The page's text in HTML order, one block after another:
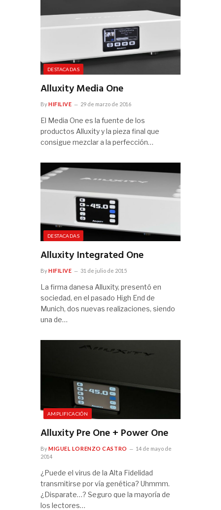
DESTACADAS
Alluxity Media One
ByHIFILIVE 29 de marzo de 2016
El Media One es la fuente de los
productos Alluxity y la pieza final que
consigue mezclar a la perfección…
DESTACADAS
Alluxity Integrated One
ByHIFILIVE 31 de julio de 2015
La firma danesa Alluxity, presentó en
sociedad, en el pasado High End de
Munich, dos nuevas realizaciones, siendo
una de…
AMPLIFICACIÓN
Alluxity Pre One + Power One
ByMIGUEL LORENZO CASTRO
14 de mayo de
2014
¿Puede el virus de la Alta Fidelidad
transmitirse por vía genética? Uhmmm.
¿Disparate…? Seguro que la mayoría de
los lectores…